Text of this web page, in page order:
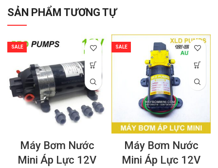
SẢN PHẨM TƯƠNG TỰ
SALE
Máy Bơm Nước
Mini Áp Lực 12V
SALE
Máy Bơm Nước
Mini Áp Lực 12V